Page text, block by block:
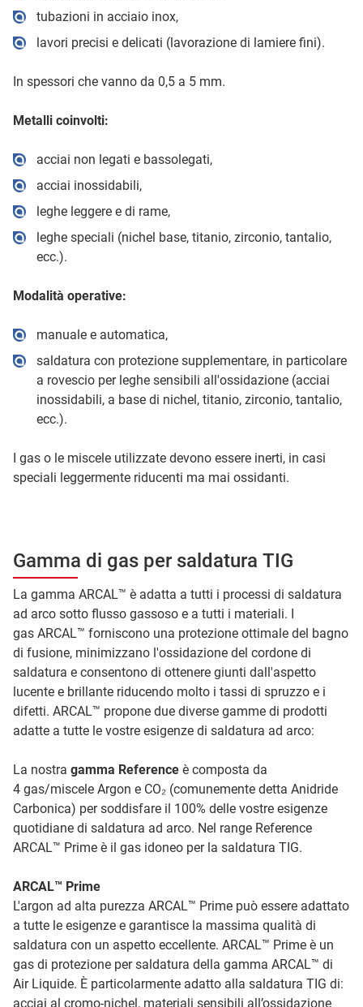
tubazioni in acciaio inox,
lavori precisi e delicati (lavorazione di lamiere fini).
In spessori che vanno da 0,5 a 5 mm.
Metalli coinvolti:
acciai non legati e bassolegati,
acciai inossidabili,
leghe leggere e di rame,
leghe speciali (nichel base, titanio, zirconio, tantalio,
ecc.).
Modalità operative:
manuale e automatica,
saldatura con protezione supplementare, in particolare
a rovescio per leghe sensibili all'ossidazione (acciai
inossidabili, a base di nichel, titanio, zirconio, tantalio,
ecc.).
I gas o le miscele utilizzate devono essere inerti, in casi
speciali leggermente riducenti ma mai ossidanti.
Gamma di gas per saldatura TIG
La gamma ARCAL™ è adatta a tutti i processi di saldatura
ad arco sotto flusso gassoso e a tutti i materiali. I
gas ARCAL™ forniscono una protezione ottimale del bagno
di fusione, minimizzano l'ossidazione del cordone di
saldatura e consentono di ottenere giunti dall'aspetto
lucente e brillante riducendo molto i tassi di spruzzo e i
difetti. ARCAL™ propone due diverse gamme di prodotti
adatte a tutte le vostre esigenze di saldatura ad arco:
La nostra gamma Reference è composta da
4 gas/miscele Argon e CO₂ (comunemente detta Anidride
Carbonica) per soddisfare il 100% delle vostre esigenze
quotidiane di saldatura ad arco. Nel range Reference
ARCAL™ Prime è il gas idoneo per la saldatura TIG.
ARCAL™ Prime
L'argon ad alta purezza ARCAL™ Prime può essere adattato
a tutte le esigenze e garantisce la massima qualità di
saldatura con un aspetto eccellente. ARCAL™ Prime è un
gas di protezione per saldatura della gamma ARCAL™ di
Air Liquide. È particolarmente adatto alla saldatura TIG di:
acciai al cromo-nichel, materiali sensibili all’ossidazione